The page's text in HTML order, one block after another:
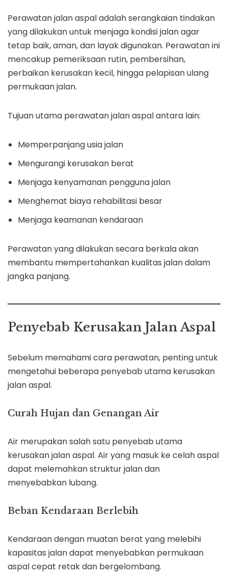
Perawatan jalan aspal adalah serangkaian tindakan
yang dilakukan untuk menjaga kondisi jalan agar
tetap baik, aman, dan layak digunakan. Perawatan ini
mencakup pemeriksaan rutin, pembersihan,
perbaikan kerusakan kecil, hingga pelapisan ulang
permukaan jalan.
Tujuan utama perawatan jalan aspal antara lain:
Memperpanjang usia jalan
Mengurangi kerusakan berat
Menjaga kenyamanan pengguna jalan
Menghemat biaya rehabilitasi besar
Menjaga keamanan kendaraan
Perawatan yang dilakukan secara berkala akan
membantu mempertahankan kualitas jalan dalam
jangka panjang.
Penyebab Kerusakan Jalan Aspal
Sebelum memahami cara perawatan, penting untuk
mengetahui beberapa penyebab utama kerusakan
jalan aspal.
Curah Hujan dan Genangan Air
Air merupakan salah satu penyebab utama
kerusakan jalan aspal. Air yang masuk ke celah aspal
dapat melemahkan struktur jalan dan
menyebabkan lubang.
Beban Kendaraan Berlebih
Kendaraan dengan muatan berat yang melebihi
kapasitas jalan dapat menyebabkan permukaan
aspal cepat retak dan bergelombang.